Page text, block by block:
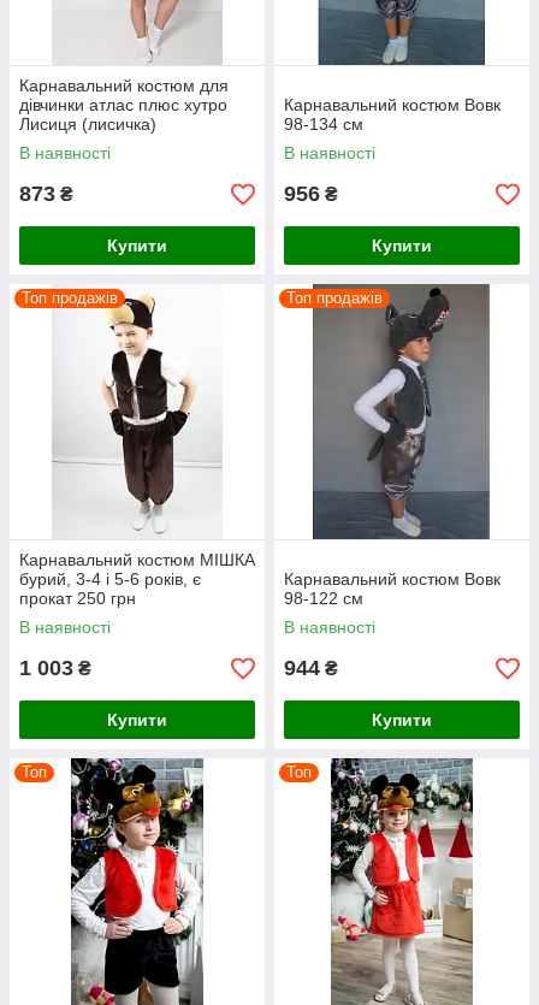
Карнавальний костюм для
дівчинки атлас плюс хутро
Лисиця (лисичка)
В наявності
873 ₴
Купити
Карнавальний костюм Вовк
98-134 см
В наявності
956 ₴
Купити
Топ продажів
Карнавальний костюм МІШКА
бурий, 3-4 і 5-6 років, є
прокат 250 грн
В наявності
1 003 ₴
Купити
Топ продажів
Карнавальний костюм Вовк
98-122 см
В наявності
944 ₴
Купити
Топ Топ